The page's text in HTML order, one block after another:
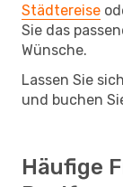
Städtereise
Sie das
Wünsche.
Lassen Sie
und buchen
Häufige